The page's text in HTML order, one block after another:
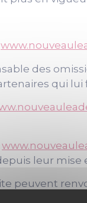
des
qui
leur mise
peuvent
ces sites